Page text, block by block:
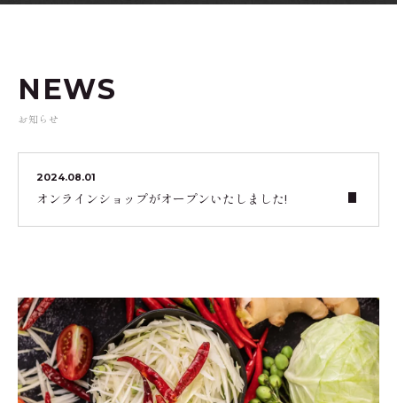
NEWS
お知らせ
2024.08.01
オンラインショップがオープンいたしました!